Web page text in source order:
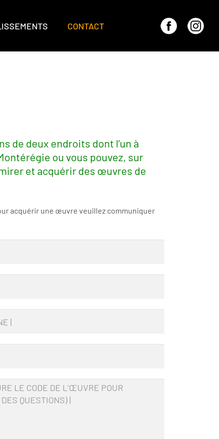
CONTACT
de deux endroits dont l’un à
ou vous pouvez, sur
et acquérir des œuvres de
acquérir une œuvre veuillez communiquer